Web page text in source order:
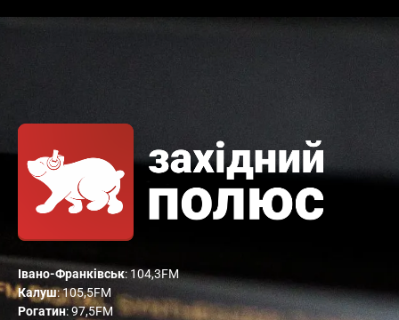
Івано-Франківськ: 104,3FM
Калуш: 105,5FM
Рогатин: 97,5FM